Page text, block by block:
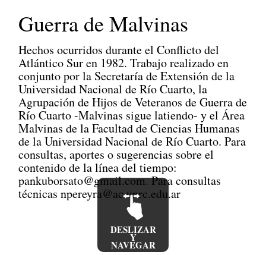
Guerra de Malvinas
Hechos ocurridos durante el Conflicto del
Atlántico Sur en 1982. Trabajo realizado en
conjunto por la Secretaría de Extensión de la
Universidad Nacional de Río Cuarto, la
Agrupación de Hijos de Veteranos de Guerra de
Río Cuarto -Malvinas sigue latiendo- y el Área
Malvinas de la Facultad de Ciencias Humanas
de la Universidad Nacional de Río Cuarto. Para
consultas, aportes o sugerencias sobre el
contenido de la línea del tiempo:
pankuborsato@gmail.com. Para consultas
técnicas npereyra@ac.unrc.edu.ar
DESLIZAR
Y
NAVEGAR